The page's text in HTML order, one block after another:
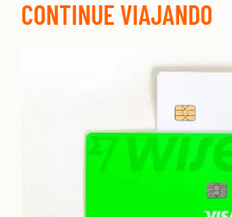
CONTINUE VIAJANDO